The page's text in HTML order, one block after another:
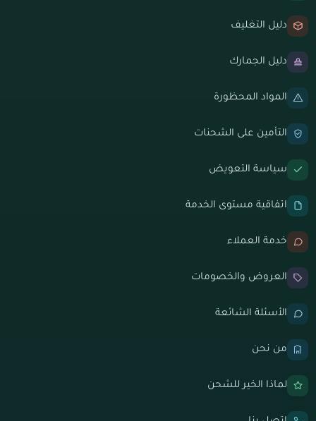
دليل التغليف
دليل الجمارك
المواد المحظورة
التأمين على الشحنات
سياسة التعويض
اتفاقية مستوى الخدمة
خدمة العملاء
العروض والخصومات
الأسئلة الشائعة
من نحن
لماذا الخير للشحن